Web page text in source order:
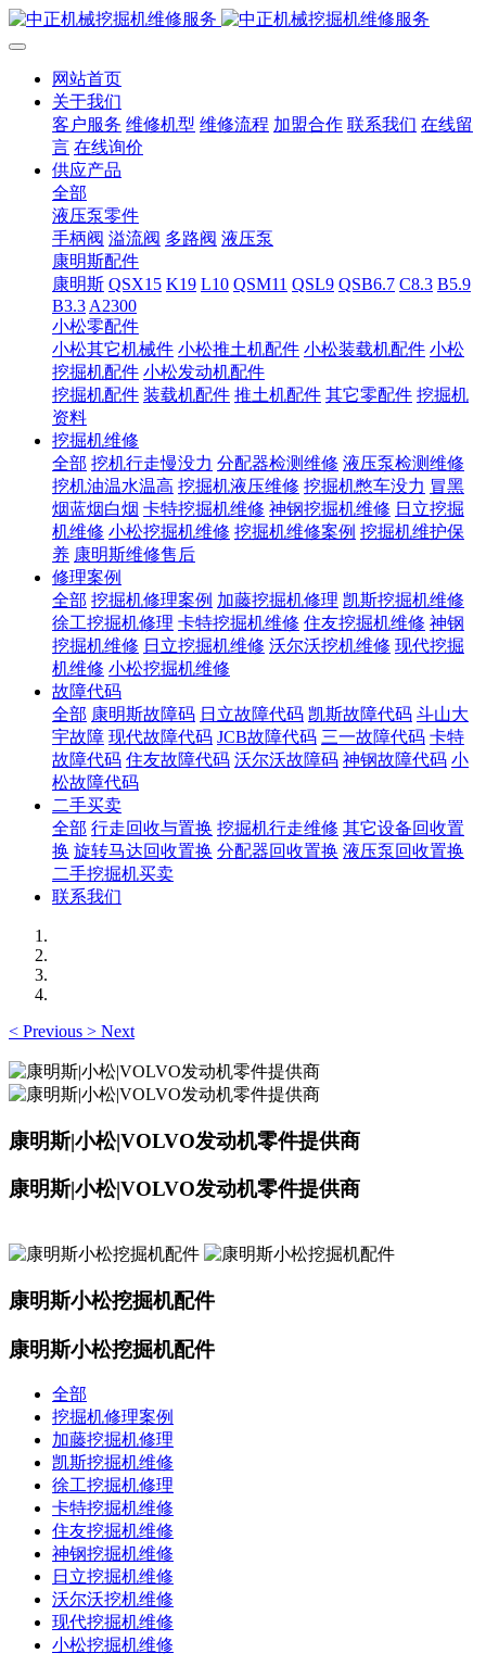
网站首页
关于我们
客户服务 维修机型 维修流程 加盟合作 联系我们 在线留
言 在线询价
供应产品
全部
液压泵零件
手柄阀 溢流阀 多路阀 液压泵
康明斯配件
康明斯 QSX15 K19 L10 QSM11 QSL9 QSB6.7 C8.3 B5.9
B3.3 A2300
小松零配件
小松其它机械件 小松推土机配件 小松装载机配件 小松
挖掘机配件 小松发动机配件
挖掘机配件 装载机配件 推土机配件 其它零配件 挖掘机
资料
挖掘机维修
全部 挖机行走慢没力 分配器检测维修 液压泵检测维修
挖机油温水温高 挖掘机液压维修 挖掘机憋车没力 冒黑
烟蓝烟白烟 卡特挖掘机维修 神钢挖掘机维修 日立挖掘
机维修 小松挖掘机维修 挖掘机维修案例 挖掘机维护保
养 康明斯维修售后
修理案例
全部 挖掘机修理案例 加藤挖掘机修理 凯斯挖掘机维修
徐工挖掘机修理 卡特挖掘机维修 住友挖掘机维修 神钢
挖掘机维修 日立挖掘机维修 沃尔沃挖机维修 现代挖掘
机维修 小松挖掘机维修
故障代码
全部 康明斯故障码 日立故障代码 凯斯故障代码 斗山大
宇故障 现代故障代码 JCB故障代码 三一故障代码 卡特
故障代码 住友故障代码 沃尔沃故障码 神钢故障代码 小
松故障代码
二手买卖
全部 行走回收与置换 挖掘机行走维修 其它设备回收置
换 旋转马达回收置换 分配器回收置换 液压泵回收置换
二手挖掘机买卖
联系我们
< Previous > Next
康明斯|小松|VOLVO发动机零件提供商
康明斯|小松|VOLVO发动机零件提供商
康明斯小松挖掘机配件
康明斯小松挖掘机配件
全部
挖掘机修理案例
加藤挖掘机修理
凯斯挖掘机维修
徐工挖掘机修理
卡特挖掘机维修
住友挖掘机维修
神钢挖掘机维修
日立挖掘机维修
沃尔沃挖机维修
现代挖掘机维修
小松挖掘机维修